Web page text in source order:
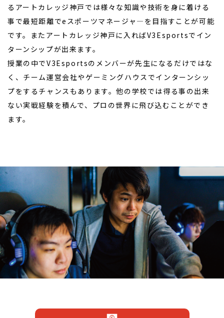
るアートカレッジ神戸では様々な知識や技術を身に着ける
事で最短距離でeスポーツマネージャ―を目指すことが可能
です。またアートカレッジ神戸に入ればV3Esportsでイン
ターンシップが出来ます。
授業の中でV3Esportsのメンバーが先生になるだけではな
く、チーム運営会社やゲーミングハウスでインターンシッ
プをするチャンスもあります。他の学校では得る事の出来
ない実戦経験を積んで、プロの世界に飛び込むことができ
ます。